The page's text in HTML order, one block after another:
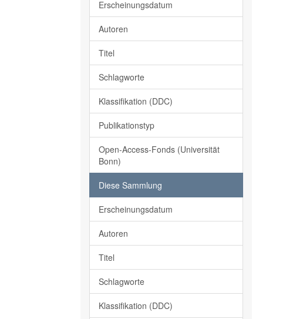
Erscheinungsdatum
Autoren
Titel
Schlagworte
Klassifikation (DDC)
Publikationstyp
Open-Access-Fonds (Universität
Bonn)
Diese Sammlung
Erscheinungsdatum
Autoren
Titel
Schlagworte
Klassifikation (DDC)